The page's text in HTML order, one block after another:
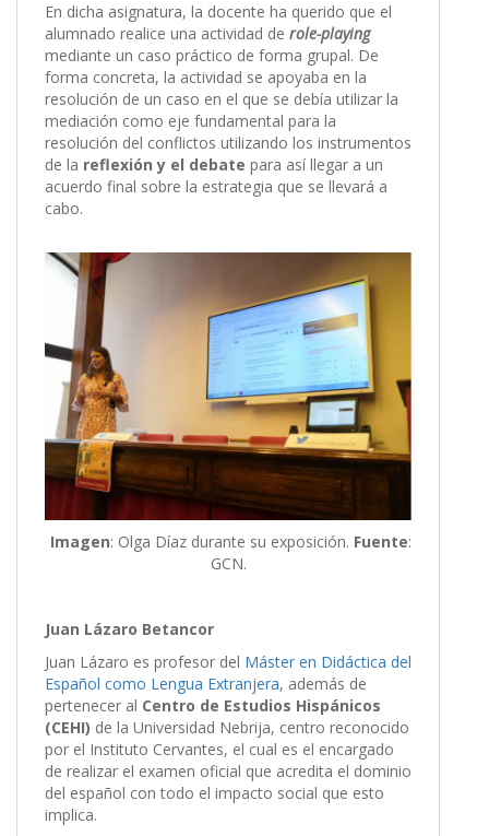
En dicha asignatura, la docente ha querido que el
alumnado realice una actividad de role-playing
mediante un caso práctico de forma grupal. De
forma concreta, la actividad se apoyaba en la
resolución de un caso en el que se debía utilizar la
mediación como eje fundamental para la
resolución del conflictos utilizando los instrumentos
de la reflexión y el debate para así llegar a un
acuerdo final sobre la estrategia que se llevará a
cabo.
Imagen: Olga Díaz durante su exposición. Fuente:
GCN.
Juan Lázaro Betancor
Juan Lázaro es profesor del Máster en Didáctica del
Español como Lengua Extranjera, además de
pertenecer al Centro de Estudios Hispánicos
(CEHI) de la Universidad Nebrija, centro reconocido
por el Instituto Cervantes, el cual es el encargado
de realizar el examen oficial que acredita el dominio
del español con todo el impacto social que esto
implica.